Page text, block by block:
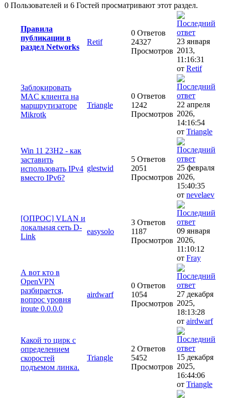
0 Пользователей и 6 Гостей просматривают этот раздел.
Правила
публикации в
раздел Networks
Retif
0 Ответов
24327
Просмотров
23 января
2013,
11:16:31
от Retif
Заблокировать
MAC клиента на
маршрутизаторe
Mikrotk
Triangle
0 Ответов
1242
Просмотров
22 апреля
2026,
14:16:54
от Triangle
Win 11 23H2 - как
заставить
использовать IPv4
вместо IPv6?
glestwid
5 Ответов
2051
Просмотров
25 февраля
2026,
15:40:35
от nevelaev
[ОПРОС] VLAN и
локальная сеть D-
Link
easysolo
3 Ответов
1187
Просмотров
09 января
2026,
11:10:12
от Fray
А вот кто в
OpenVPN
разбирается,
вопрос уровня
iroute 0.0.0.0
airdwarf
0 Ответов
1054
Просмотров
27 декабря
2025,
18:13:28
от airdwarf
Какой то цирк с
определением
скоростей
подъемом линка.
Triangle
2 Ответов
5452
Просмотров
15 декабря
2025,
16:44:06
от Triangle